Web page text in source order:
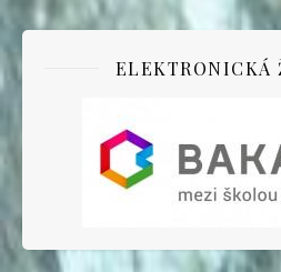
ELEKTRONICKÁ